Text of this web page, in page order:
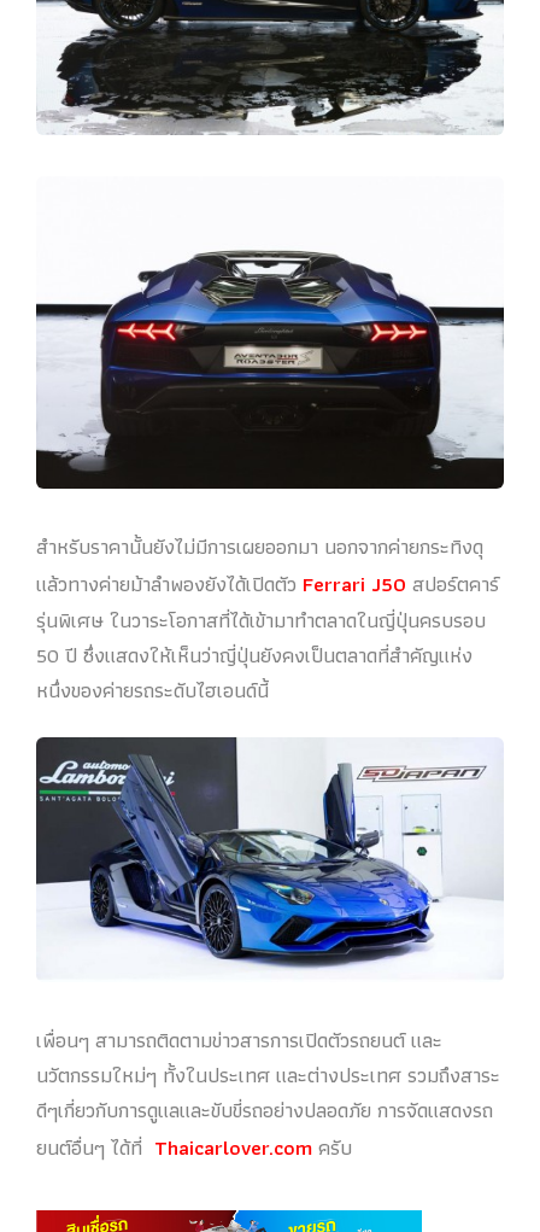
สำหรับราคานั้นยังไม่มีการเผยออกมา นอกจากค่ายกระทิงดุ
แล้วทางค่ายม้าลำพองยังได้เปิดตัว Ferrari J50 สปอร์ตคาร์
รุ่นพิเศษ ในวาระโอกาสที่ได้เข้ามาทำตลาดในญี่ปุ่นครบรอบ
50 ปี ซึ่งแสดงให้เห็นว่าญี่ปุ่นยังคงเป็นตลาดที่สำคัญแห่ง
หนึ่งของค่ายรถระดับไฮเอนด์นี้
เพื่อนๆ สามารถติดตามข่าวสารการเปิดตัวรถยนต์ และ
นวัตกรรมใหม่ๆ ทั้งในประเทศ และต่างประเทศ รวมถึงสาระ
ดีๆเกี่ยวกับการดูแลและขับขี่รถอย่างปลอดภัย การจัดแสดงรถ
ยนต์อื่นๆ ได้ที่ Thaicarlover.comครับ